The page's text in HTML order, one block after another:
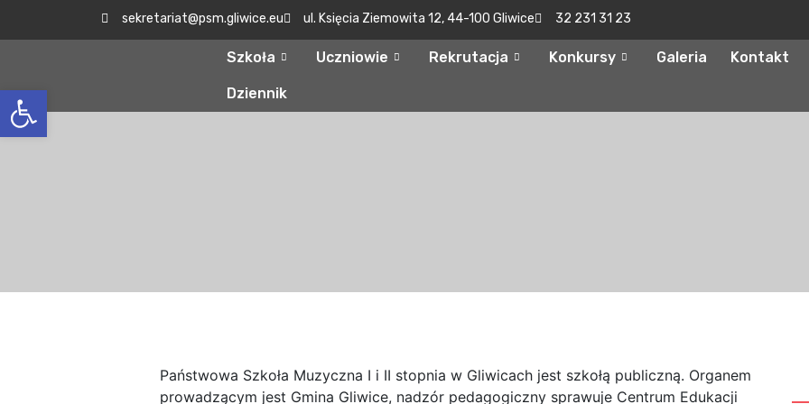
Otwórz pasek narzędzi
sekretariat@psm.gliwice.eu ul. Księcia Ziemowita 12, 44-100 Gliwice 32 231 31 23
Szkoła Uczniowie Rekrutacja Konkursy Galeria Kontakt
Dziennik
Państwowa Szkoła Muzyczna I i II stopnia w Gliwicach jest szkołą publiczną. Organem
prowadzącym jest Gmina Gliwice, nadzór pedagogiczny sprawuje Centrum Edukacji